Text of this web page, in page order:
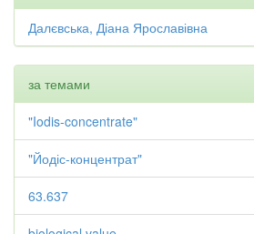
Далєвська, Діана Ярославівна
за темами
"Iodis-concentrate"
"Йодіс-концентрат"
63.637